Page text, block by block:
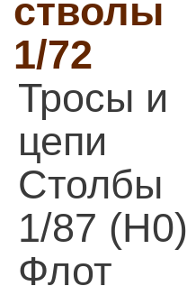
стволы
1/72
Тросы и
цепи
Столбы
1/87 (H0)
Флот